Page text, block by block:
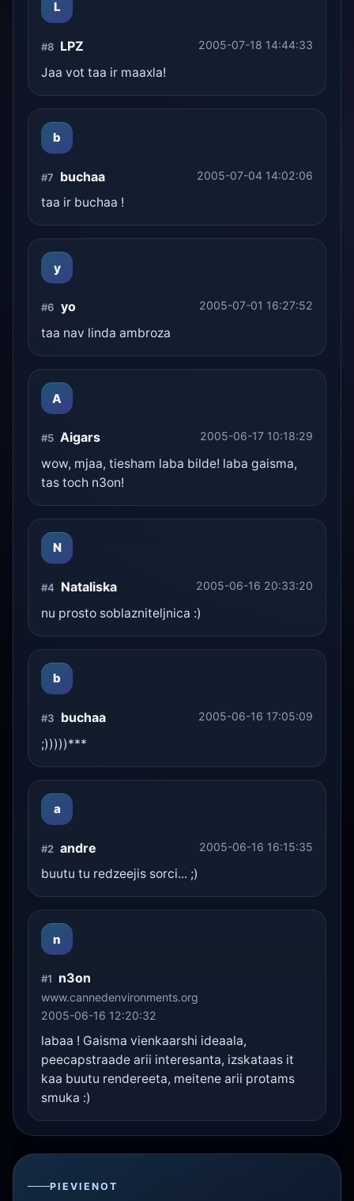
L
#8 LPZ 2005-07-18 14:44:33
Jaa vot taa ir maaxla!
b
#7 buchaa 2005-07-04 14:02:06
taa ir buchaa !
y
#6 yo 2005-07-01 16:27:52
taa nav linda ambroza
A
#5 Aigars 2005-06-17 10:18:29
wow, mjaa, tiesham laba bilde! laba gaisma,
tas toch n3on!
N
#4 Nataliska 2005-06-16 20:33:20
nu prosto soblazniteljnica :)
b
#3 buchaa 2005-06-16 17:05:09
;)))))***
a
#2 andre 2005-06-16 16:15:35
buutu tu redzeejis sorci... ;)
n
#1 n3on
www.cannedenvironments.org
2005-06-16 12:20:32
labaa ! Gaisma vienkaarshi ideaala,
peecapstraade arii interesanta, izskataas it
kaa buutu rendereeta, meitene arii protams
smuka :)
PIEVIENOT